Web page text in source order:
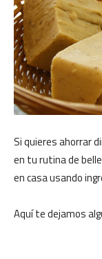
Si quieres ahorrar
en tu rutina de
en casa usando
Aquí te dejamos